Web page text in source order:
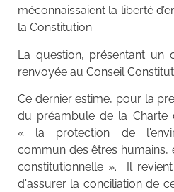
méconnaissaient la liberté
la Constitution.
La question, présentant un
renvoyée au Conseil
Ce dernier estime, pour la
du préambule de la Charte
« la protection de
commun des êtres
constitutionnelle ». Il
d'assurer la conciliation de